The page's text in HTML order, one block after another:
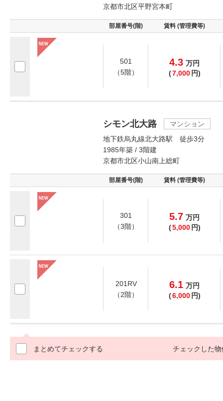
京都市北区平野宮本町
部屋番号(階) 賃料 (管理費等)
501
（5階）
4.3 万円
(7,000 円)
シモン北大路
マンション
地下鉄烏丸線北大路駅 徒歩3分
1985年築 / 3階建
京都市北区小山南上総町
部屋番号(階) 賃料 (管理費等)
301
（3階）
5.7 万円
(5,000 円)
201RV
（2階）
6.1 万円
(6,000 円)
まとめてチェックする チェックした物